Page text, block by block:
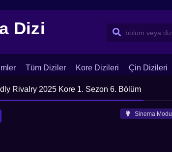
Dizi
Tüm Diziler Kore Dizileri Çin Dizileri
Dizi Arşivi
Rivalry 2025 Kore 1. Sezon 6. Bölüm
Sinema Modu